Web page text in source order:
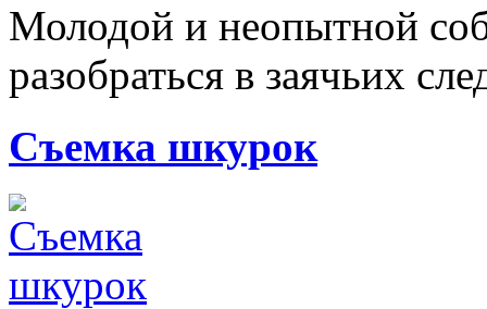
Молодой и неопытной
разобраться в заячьих
Съемка шкурок